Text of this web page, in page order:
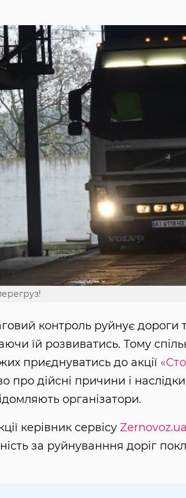
контроль руйнує дороги
їй розвиватись. Тому
приєднуватись до акції
про дійсні причини і
організатори.
керівник сервісу Zernovoz.ua
за руйнуванння доріг